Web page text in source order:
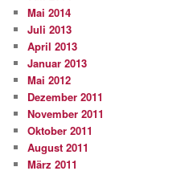
Mai 2014
Juli 2013
April 2013
Januar 2013
Mai 2012
Dezember 2011
November 2011
Oktober 2011
August 2011
März 2011